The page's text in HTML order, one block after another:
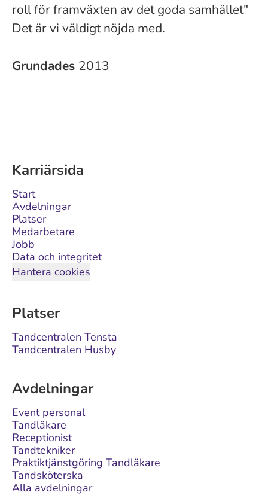
roll för framväxten av det goda samhället"
Det är vi väldigt nöjda med.
Grundades 2013
Karriärsida
Start
Avdelningar
Platser
Medarbetare
Jobb
Data och integritet
Hantera cookies
Platser
Tandcentralen Tensta
Tandcentralen Husby
Avdelningar
Event personal
Tandläkare
Receptionist
Tandtekniker
Praktiktjänstgöring Tandläkare
Tandsköterska
Alla avdelningar